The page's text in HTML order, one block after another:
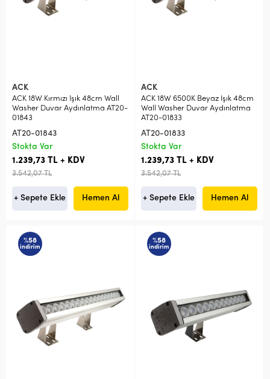
ACK
ACK 18W Kırmızı Işık 48cm Wall
Washer Duvar Aydınlatma AT20-
01843
AT20-01843
Stokta Var
1.239,73 TL + KDV
3.542,07 TL
+ Sepete Ekle Hemen Al
ACK
ACK 18W 6500K Beyaz Işık 48cm
Wall Washer Duvar Aydınlatma
AT20-01833
AT20-01833
Stokta Var
1.239,73 TL + KDV
3.542,07 TL
+ Sepete Ekle Hemen Al
%58
indirim
%58
indirim